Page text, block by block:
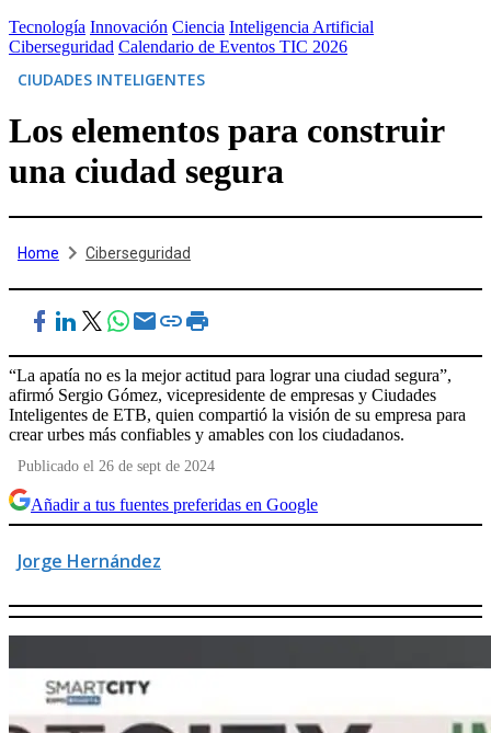
Tecnología Innovación Ciencia Inteligencia Artificial
Ciberseguridad Calendario de Eventos TIC 2026
CIUDADES INTELIGENTES
Los elementos para construir
una ciudad segura
Home Ciberseguridad
“La apatía no es la mejor actitud para lograr una ciudad segura”,
afirmó Sergio Gómez, vicepresidente de empresas y Ciudades
Inteligentes de ETB, quien compartió la visión de su empresa para
crear urbes más confiables y amables con los ciudadanos.
Publicado el 26 de sept de 2024
Añadir a tus fuentes preferidas en Google
Jorge Hernández